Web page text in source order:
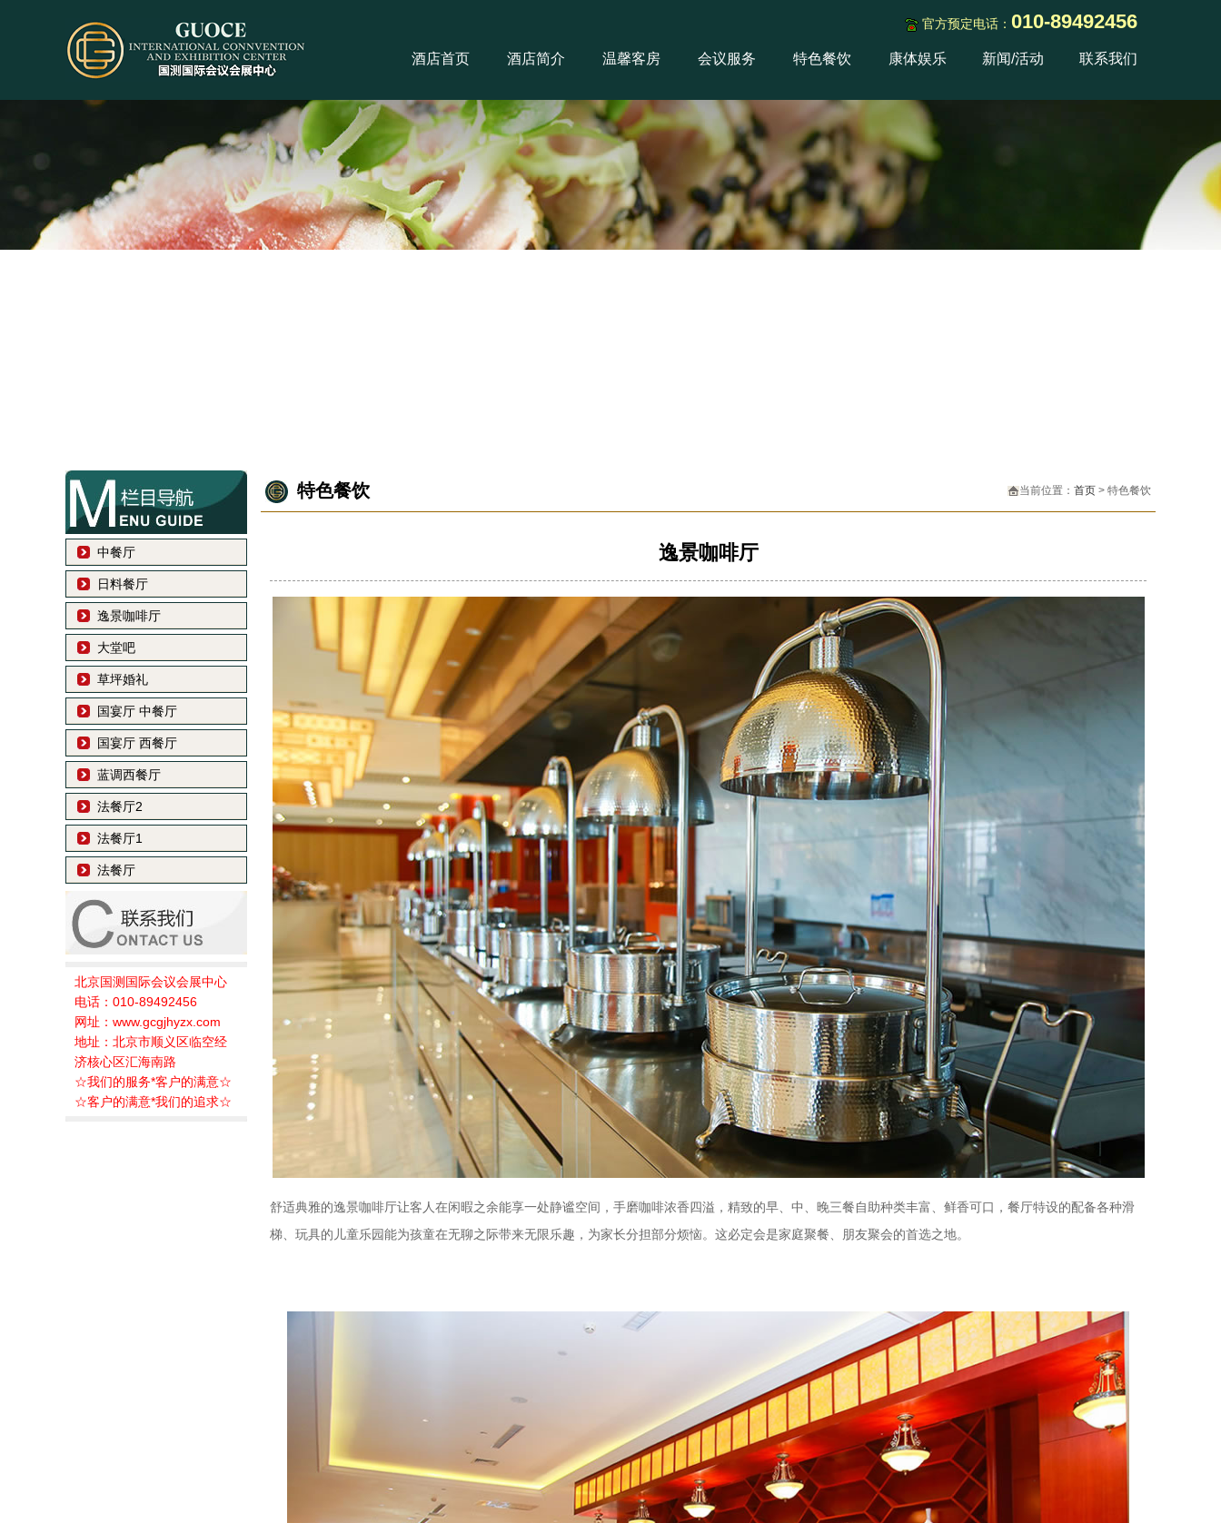
官方预定电话： 010-89492456
酒店首页 酒店简介 温馨客房 会议服务 特色餐饮 康体娱乐 新闻/活动 联系我们
中餐厅
日料餐厅
逸景咖啡厅
大堂吧
草坪婚礼
国宴厅 中餐厅
国宴厅 西餐厅
蓝调西餐厅
法餐厅2
法餐厅1
法餐厅
北京国测国际会议会展中心
电话：010-89492456
网址：www.gcgjhyzx.com
地址：北京市顺义区临空经
济核心区汇海南路
☆我们的服务*客户的满意☆
☆客户的满意*我们的追求☆
特色餐饮 当前位置： 首页 > 特色餐饮
逸景咖啡厅
舒适典雅的逸景咖啡厅让客人在闲暇之余能享一处静谧空间，手磨咖啡浓香四溢，精致的早、中、晚三餐自助种类丰富、鲜香可口，餐厅特设的配备各种滑
梯、玩具的儿童乐园能为孩童在无聊之际带来无限乐趣，为家长分担部分烦恼。这必定会是家庭聚餐、朋友聚会的首选之地。